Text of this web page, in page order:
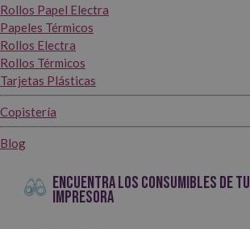
Rollos Papel Electra
Papeles Térmicos
Rollos Electra
Rollos Térmicos
Tarjetas Plásticas
Copistería
Blog
ENCUENTRA LOS CONSUMIBLES DE TU
IMPRESORA